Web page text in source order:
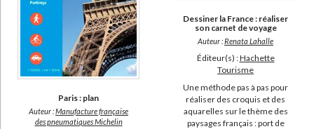
Paris : plan
Auteur :Manufacture française
des pneumatiques Michelin
Dessiner la France : réaliser
son carnet de voyage
Auteur :Renata Lahalle
Éditeur(s) :Hachette
Tourisme
Une méthode pas à pas pour
réaliser des croquis et des
aquarelles sur le thème des
paysages français : port de